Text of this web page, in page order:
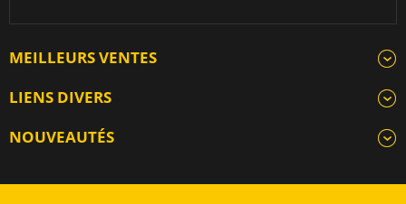
MEILLEURS VENTES
LIENS DIVERS
NOUVEAUTÉS